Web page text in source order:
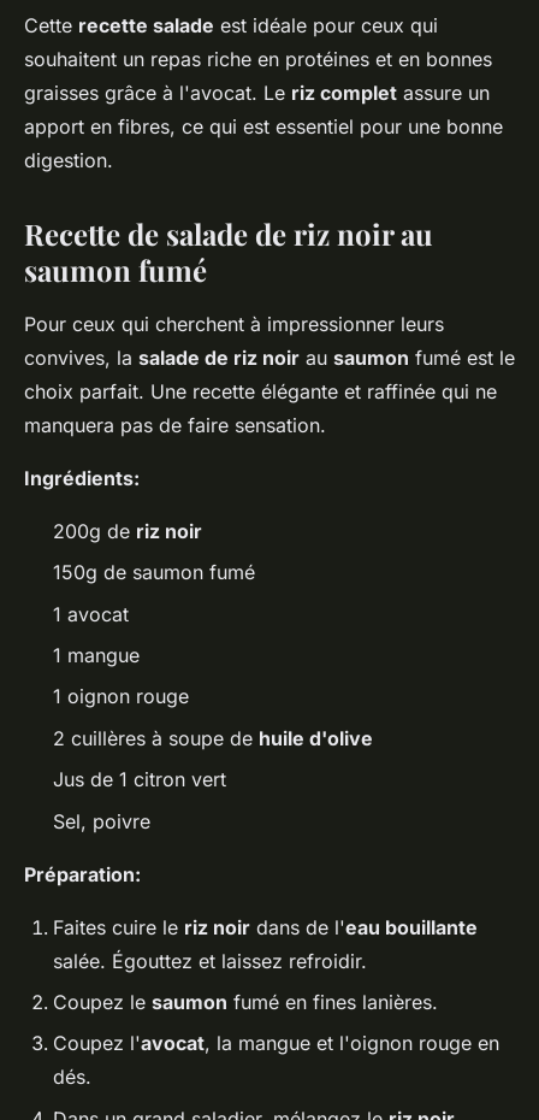
Cette recette salade est idéale pour ceux qui
souhaitent un repas riche en protéines et en bonnes
graisses grâce à l'avocat. Le riz complet assure un
apport en fibres, ce qui est essentiel pour une bonne
digestion.
Recette de salade de riz noir au
saumon fumé
Pour ceux qui cherchent à impressionner leurs
convives, la salade de riz noir au saumon fumé est le
choix parfait. Une recette élégante et raffinée qui ne
manquera pas de faire sensation.
Ingrédients:
200g de riz noir
150g de saumon fumé
1 avocat
1 mangue
1 oignon rouge
2 cuillères à soupe de huile d'olive
Jus de 1 citron vert
Sel, poivre
Préparation:
Faites cuire le riz noir dans de l'eau bouillante
salée. Égouttez et laissez refroidir.
Coupez le saumon fumé en fines lanières.
Coupez l'avocat, la mangue et l'oignon rouge en
dés.